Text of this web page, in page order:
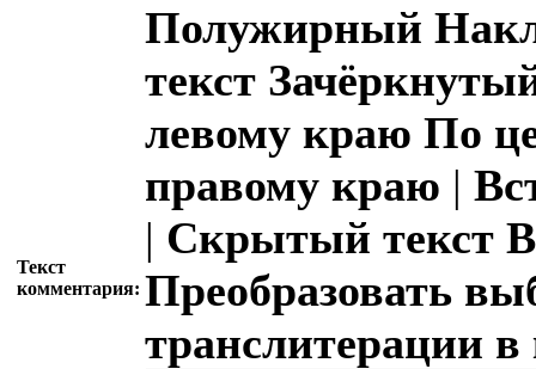
Текст
комментария:
Полужирный
текст
левому краю По
правому краю |
| Скрытый текст
Преобразовать
транслитерации